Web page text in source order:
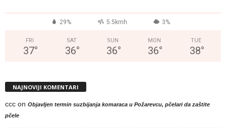
29% 5.5kmh 3%
FRI
37°
SAT
36°
SUN
36°
MON
36°
TUE
38°
NAJNOVIJI KOMENTARI
ccc on Objavljen termin suzbijanja komaraca u Požarevcu, pčelari da zaštite
pčele